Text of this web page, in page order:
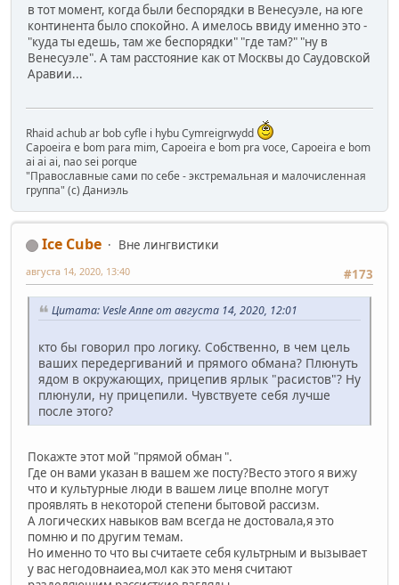
в тот момент, когда были беспорядки в Венесуэле, на юге
континента было спокойно. А имелось ввиду именно это -
"куда ты едешь, там же беспорядки" "где там?" "ну в
Венесуэле". А там расстояние как от Москвы до Саудовской
Аравии...
Rhaid achub ar bob cyfle i hybu Cymreigrwydd
Capoeira e bom para mim, Capoeira e bom pra voce, Capoeira e bom
ai ai ai, nao sei porque
"Православные сами по себе - экстремальная и малочисленная
группа" (с) Даниэль
Ice Cube
Вне лингвистики
#173
августа 14, 2020, 13:40
Цитата: Vesle Anne от августа 14, 2020, 12:01
кто бы говорил про логику. Собственно, в чем цель
ваших передергиваний и прямого обмана? Плюнуть
ядом в окружающих, прицепив ярлык "расистов"? Ну
плюнули, ну прицепили. Чувствуете себя лучше
после этого?
Покажте этот мой "прямой обман ".
Где он вами указан в вашем же посту?Весто этого я вижу
что и культурные люди в вашем лице вполне могут
проявлять в некоторой степени бытовой рассизм.
А логических навыков вам всегда не достовала,я это
помню и по другим темам.
Но именно то что вы считаете себя культрным и вызывает
у вас негодовнаиеа,мол как это меня считают